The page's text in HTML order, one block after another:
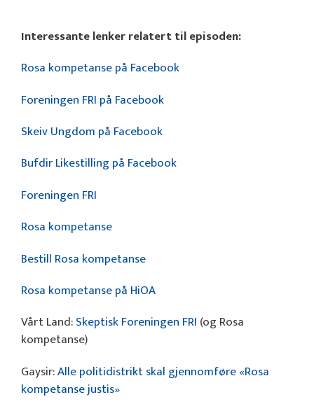
Interessante lenker relatert til episoden:
Rosa kompetanse på Facebook
Foreningen FRI på Facebook
Skeiv Ungdom på Facebook
Bufdir Likestilling på Facebook
Foreningen FRI
Rosa kompetanse
Bestill Rosa kompetanse
Rosa kompetanse på HiOA
Vårt Land:Skeptisk Foreningen FRI (og Rosa
kompetanse)
Gaysir:Alle politidistrikt skal gjennomføre «Rosa
kompetanse justis»